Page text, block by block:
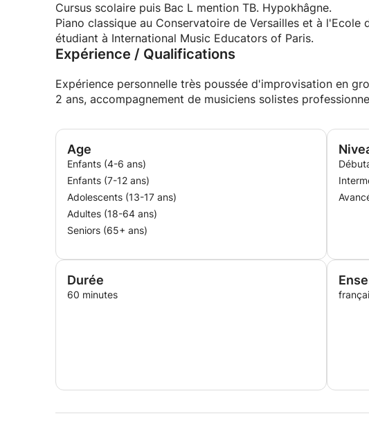
Cursus scolaire puis Bac L mention TB. Hypokhâgne.
Piano classique au Conservatoire de Versailles et à l'Ecole
étudiant à International Music Educators of Paris.
Expérience / Qualifications
Expérience personnelle très poussée d'improvisation en
2 ans, accompagnement de musiciens solistes
Age
Enfants (4-6 ans)
Enfants (7-12 ans)
Adolescents (13-17 ans)
Adultes (18-64 ans)
Seniors (65+ ans)
Durée
60 minutes